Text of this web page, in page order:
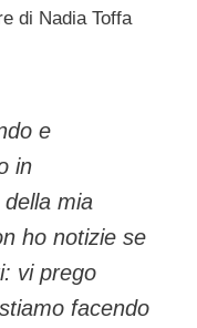
di Nadia Toffa
e
in
mia
ho notizie se
vi prego
facendo